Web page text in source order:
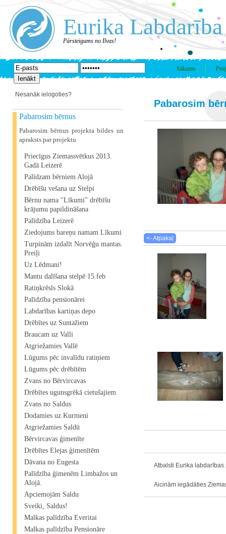
Eurika Labdarība
Pārsteigums no Ilvas!
Sākums
Nesanāk ielogoties?
Pabarosim bērnus
Pabarosim bērnus projekta bildes un
apraksts par projektu
Priecīgus Ziemassvētkus 2013.
Gadā Leizerē
Palīdzam bērniem Alojā
Drēbīšu vešana uz Stelpi
Bērnu nama "Līkumi" drēbīšu
krājumu papildināšana
Palīdzība Leizerē
Ziedojums bareņu namam Līkumi
Turpinām izdalīt Norvēģu mantas.
Preiļi
Uz Lēdmani!
Mantu dalīšana stelpē 15.feb
Ratiņkrēsls Slokā
Palīdzība pensionārei
Labdarības kartiņas depo
Drēbītes uz Suntažiem
Braucam uz Valli
Atgriežamies Vallē
Lūgums pēc invalīdu ratiņiem
Lūgums pēc drēbītēm
Zvans no Bērvircavas
Drēbītes ugunsgrēkā cietušajiem
Zvans no Saldus
Dodamies uz Kurmeni
Atgriežamies Saldū
Bērvircavas ģimenīte
Drēbītes Elejas ģimenītēm
Dāvana no Eugesta
Palīdzība ģimenēm Limbažos un
Alojā.
Apciemojām Saldu
Sveiki, Saldus!
Malkas palīdzība Everitai
Malkas palīdzība Pensionāre
Pabarosim
<- Atpakaļ
Atbalsti Eurika
Aicinām iegādāties